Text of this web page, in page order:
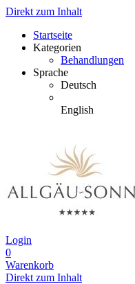
Direkt zum Inhalt
Startseite
Kategorien
Behandlungen
Sprache
Deutsch
English
Login
0
Warenkorb
Direkt zum Inhalt